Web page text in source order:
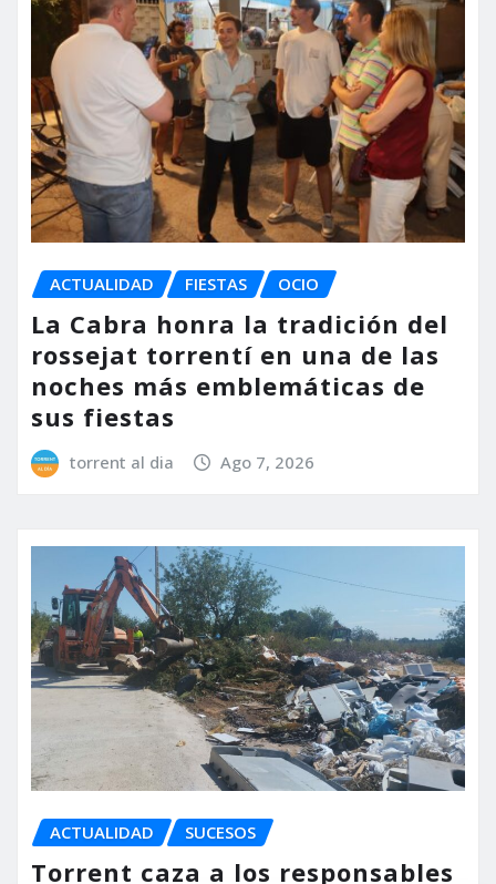
ACTUALIDAD FIESTAS OCIO
La Cabra honra la tradición del
rossejat torrentí en una de las
noches más emblemáticas de
sus fiestas
torrent al dia Ago 7, 2026
ACTUALIDAD SUCESOS
Torrent caza a los responsables